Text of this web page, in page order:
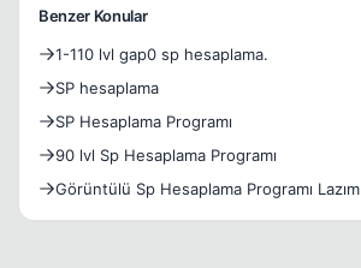
Benzer Konular
1-110 lvl gap0 sp hesaplama.
SP hesaplama
SP Hesaplama Programı
90 lvl Sp Hesaplama Programı
Görüntülü Sp Hesaplama Programı Lazım